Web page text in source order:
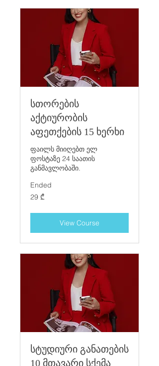
სთორების
აქტიურობის
აფეთქების 15 ხერხი
ფაილს მიიღებთ ელ
ფოსტაზე 24 საათის
განმავლობაში.
Ended
29
ქართული
29 ₾
View Course
სტუდიური განათების
10 მთავარი სქემა